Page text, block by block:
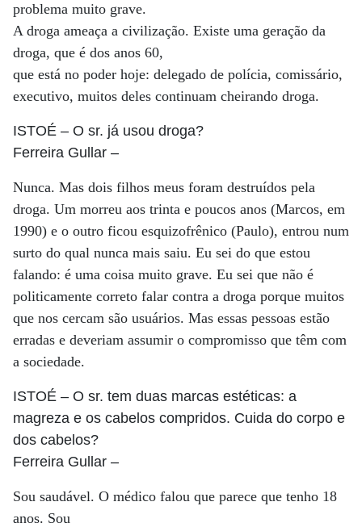
problema muito grave.
A droga ameaça a civilização. Existe uma geração da
droga, que é dos anos 60,
que está no poder hoje: delegado de polícia, comissário,
executivo, muitos deles continuam cheirando droga.
ISTOÉ – O sr. já usou droga?
Ferreira Gullar –
Nunca. Mas dois filhos meus foram destruídos pela
droga. Um morreu aos trinta e poucos anos (Marcos, em
1990) e o outro ficou esquizofrênico (Paulo), entrou num
surto do qual nunca mais saiu. Eu sei do que estou
falando: é uma coisa muito grave. Eu sei que não é
politicamente correto falar contra a droga porque muitos
que nos cercam são usuários. Mas essas pessoas estão
erradas e deveriam assumir o compromisso que têm com
a sociedade.
ISTOÉ – O sr. tem duas marcas estéticas: a
magreza e os cabelos compridos. Cuida do corpo e
dos cabelos?
Ferreira Gullar –
Sou saudável. O médico falou que parece que tenho 18
anos. Sou